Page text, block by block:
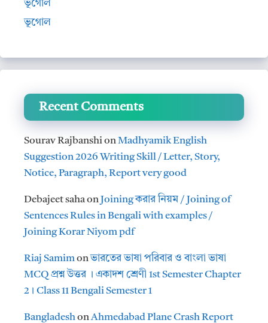
ভূগোল
ভূগোল
Recent Comments
Sourav RajbanshionMadhyamik English
Suggestion 2026 Writing Skill / Letter, Story,
Notice, Paragraph, Report very good
Debajeet sahaonJoining করার নিয়ম / Joining of
Sentences Rules in Bengali with examples /
Joining Korar Niyom pdf
Riaj Samimonভারতের ভাষা পরিবার ও বাংলা ভাষা
MCQ প্রশ্ন উত্তর । একাদশ শ্রেণী 1st Semester Chapter
2। Class 11 Bengali Semester 1
BangladeshonAhmedabad Plane Crash Report